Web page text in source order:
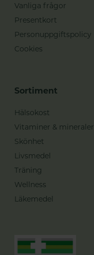
Vanliga frågor
Presentkort
Personuppgiftspolicy
Cookies
Sortiment
Hälsokost
Vitaminer & mineraler
Skönhet
Livsmedel
Träning
Wellness
Läkemedel